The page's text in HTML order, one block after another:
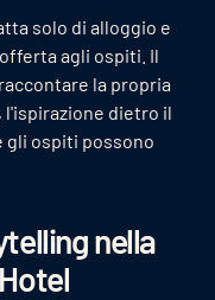
solo di alloggio e
agli ospiti. Il
la propria
l'ispirazione dietro il
gli ospiti possono
nella